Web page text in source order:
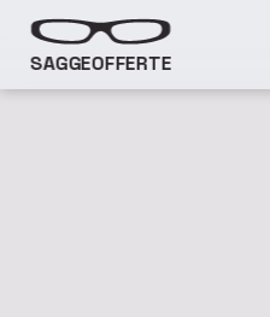
SAGGEOFFERTE